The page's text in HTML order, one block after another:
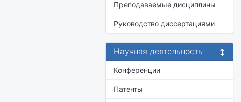
Преподаваемые дисциплины
Руководство диссертациями
Научная деятельность
Конференции
Патенты